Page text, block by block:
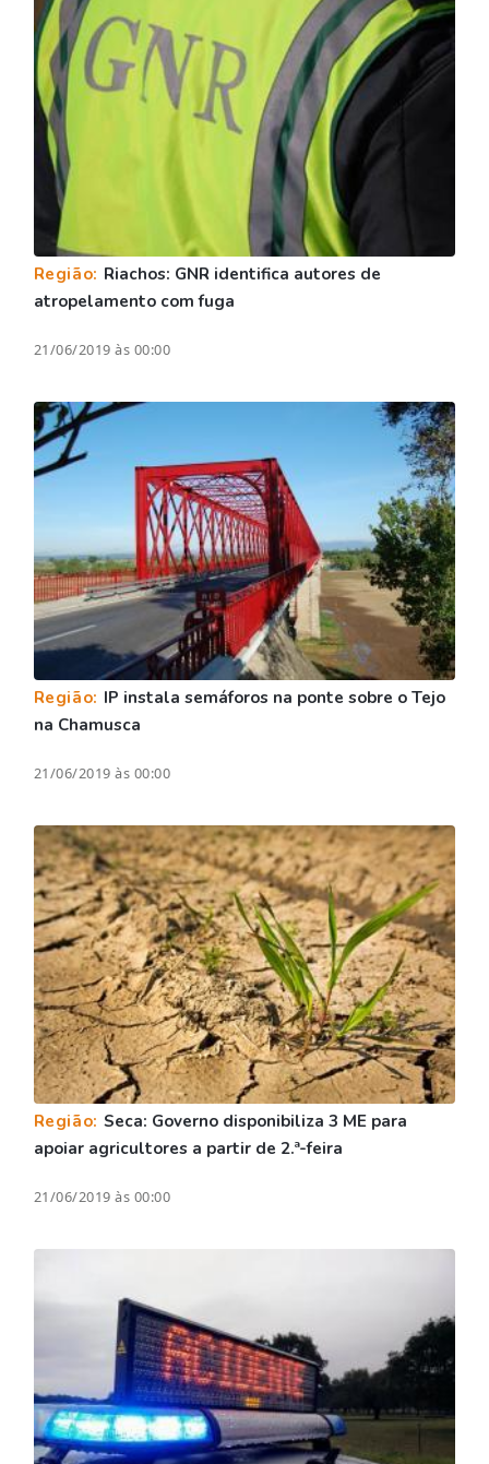
Região: Riachos: GNR identifica autores de
atropelamento com fuga
21/06/2019 às 00:00
Região: IP instala semáforos na ponte sobre o Tejo
na Chamusca
21/06/2019 às 00:00
Região: Seca: Governo disponibiliza 3 ME para
apoiar agricultores a partir de 2.ª-feira
21/06/2019 às 00:00